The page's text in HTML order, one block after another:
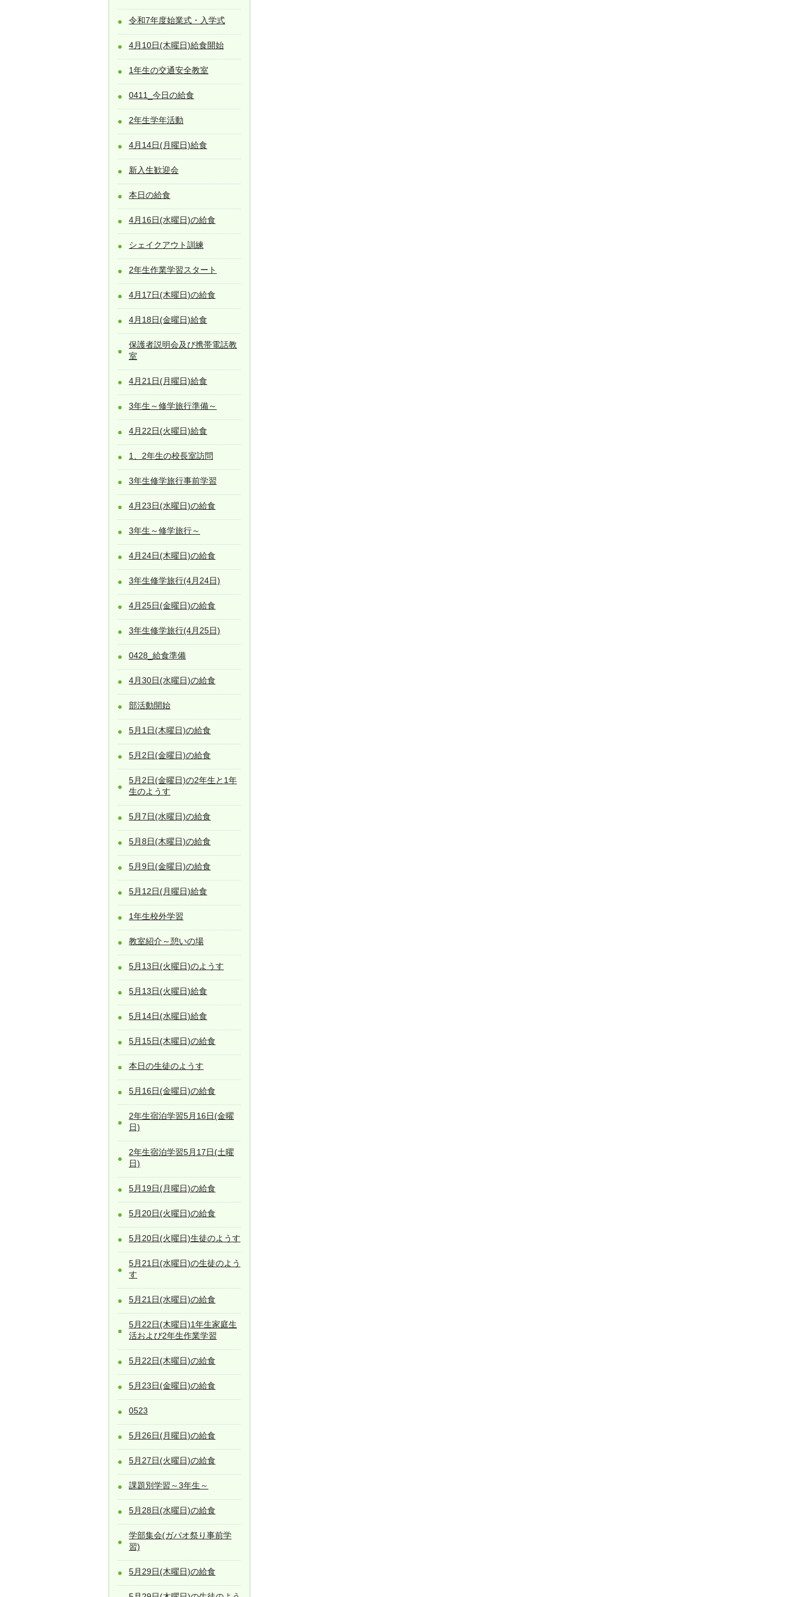
令和7年度始業式・入学式
4月10日(木曜日)給食開始
1年生の交通安全教室
0411_今日の給食
2年生学年活動
4月14日(月曜日)給食
新入生歓迎会
本日の給食
4月16日(水曜日)の給食
シェイクアウト訓練
2年生作業学習スタート
4月17日(木曜日)の給食
4月18日(金曜日)給食
保護者説明会及び携帯電話教
室
4月21日(月曜日)給食
3年生～修学旅行準備～
4月22日(火曜日)給食
1、2年生の校長室訪問
3年生修学旅行事前学習
4月23日(水曜日)の給食
3年生～修学旅行～
4月24日(木曜日)の給食
3年生修学旅行(4月24日)
4月25日(金曜日)の給食
3年生修学旅行(4月25日)
0428_給食準備
4月30日(水曜日)の給食
部活動開始
5月1日(木曜日)の給食
5月2日(金曜日)の給食
5月2日(金曜日)の2年生と1年
生のようす
5月7日(水曜日)の給食
5月8日(木曜日)の給食
5月9日(金曜日)の給食
5月12日(月曜日)給食
1年生校外学習
教室紹介～憩いの場
5月13日(火曜日)のようす
5月13日(火曜日)給食
5月14日(水曜日)給食
5月15日(木曜日)の給食
本日の生徒のようす
5月16日(金曜日)の給食
2年生宿泊学習5月16日(金曜
日)
2年生宿泊学習5月17日(土曜
日)
5月19日(月曜日)の給食
5月20日(火曜日)の給食
5月20日(火曜日)生徒のようす
5月21日(水曜日)の生徒のよう
す
5月21日(水曜日)の給食
5月22日(木曜日)1年生家庭生
活および2年生作業学習
5月22日(木曜日)の給食
5月23日(金曜日)の給食
0523
5月26日(月曜日)の給食
5月27日(火曜日)の給食
課題別学習～3年生～
5月28日(水曜日)の給食
学部集会(ガパオ祭り事前学
習)
5月29日(木曜日)の給食